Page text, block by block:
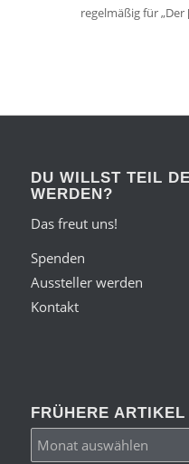
regelmäßig für
DU WILLST TEIL
WERDEN?
Das freut uns!
Spenden
Aussteller werden
Kontakt
FRÜHERE ARTIKEL